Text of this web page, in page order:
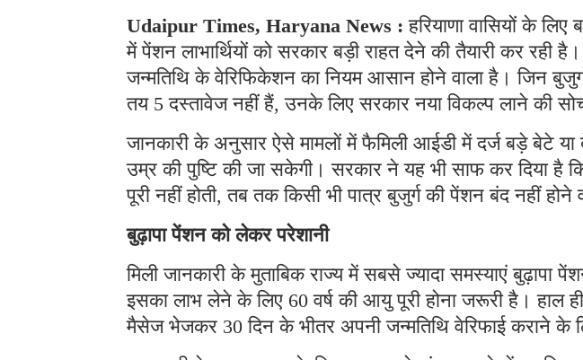
Udaipur Times, Haryana News :हरियाणा वासियों के
में पेंशन लाभार्थियों को सरकार बड़ी राहत देने की तैयारी कर रही
जन्मतिथि के वेरिफिकेशन का नियम आसान होने वाला है। जिन
तय 5 दस्तावेज नहीं हैं, उनके लिए सरकार नया विकल्प लाने की
जानकारी के अनुसार ऐसे मामलों में फैमिली आईडी में दर्ज बड़े बेटे
उम्र की पुष्टि की जा सकेगी। सरकार ने यह भी साफ कर दिया है
पूरी नहीं होती, तब तक किसी भी पात्र बुजुर्ग की पेंशन बंद नहीं
बुढ़ापा पेंशन को लेकर परेशानी
मिली जानकारी के मुताबिक राज्य में सबसे ज्यादा समस्याएं बुढ़ापा
इसका लाभ लेने के लिए 60 वर्ष की आयु पूरी होना जरूरी है। हाल
मैसेज भेजकर 30 दिन के भीतर अपनी जन्मतिथि वेरिफाई कराने के